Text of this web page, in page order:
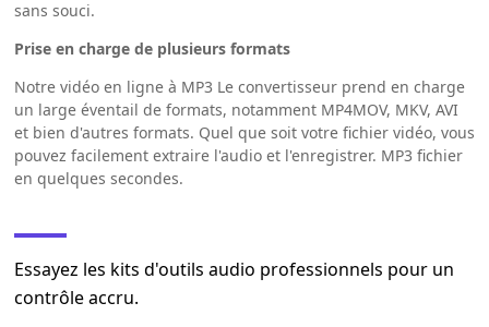
sans souci.
Prise en charge de plusieurs formats
Notre vidéo en ligne à MP3 Le convertisseur prend en charge
un large éventail de formats, notamment MP4MOV, MKV, AVI
et bien d'autres formats. Quel que soit votre fichier vidéo, vous
pouvez facilement extraire l'audio et l'enregistrer. MP3 fichier
en quelques secondes.
Essayez les kits d'outils audio professionnels pour un
contrôle accru.